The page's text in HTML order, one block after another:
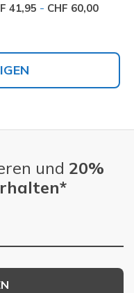
41,95 - CHF 60,00
und 20%